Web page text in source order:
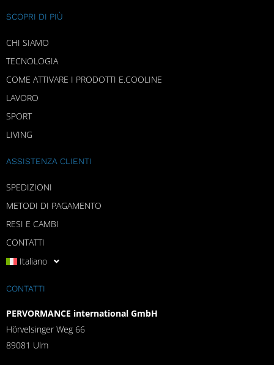
SCOPRI DI PIÙ
CHI SIAMO
TECNOLOGIA
COME ATTIVARE I PRODOTTI E.COOLINE
LAVORO
SPORT
LIVING
ASSISTENZA CLIENTI
SPEDIZIONI
METODI DI PAGAMENTO
RESI E CAMBI
CONTATTI
Italiano
CONTATTI
PERVORMANCE international GmbH
Hörvelsinger Weg 66
89081 Ulm